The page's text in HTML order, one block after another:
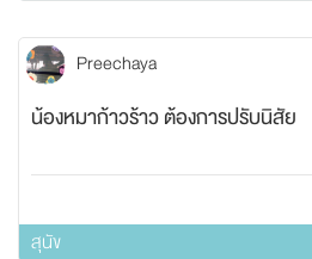
Preechaya
น้องหมาก้าวร้าว ต้องการปรับนิสัย
สุนัข